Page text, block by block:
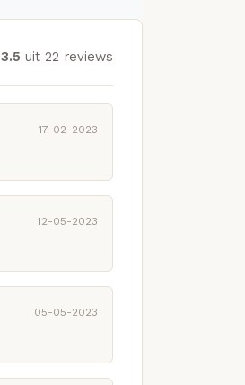
3.5 uit 22 reviews
17-02-2023
12-05-2023
05-05-2023